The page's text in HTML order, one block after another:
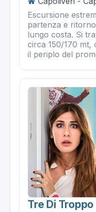
Escursione
partenza e
lungo costa. Si
circa 150/170 mt,
il periplo del
Tre Di Troppo